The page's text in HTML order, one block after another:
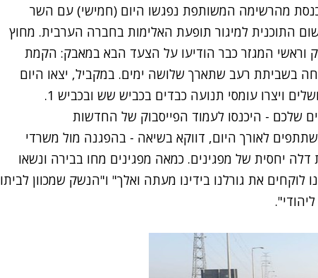
מהרשימה המשותפת נפגשו היום (חמישי) עם השר
התוכנית למיגור תופעת האלימות בחברה הערבית. מחוץ
וראשי המגזר כבר הודיעו על הצעד הבא במאבק: הקמת
ופתיחה בשביתת רעב שתארך שלושה ימים. במקביל, יצאו היום
ויצרו עומסי תנועה כבדים בכביש שש ובכביש 1.
שלכם - היכנסו לעמוד הפייסבוק של החדשות
לאורך היום, דווקא בשיאה - בהפגנה מול משרדי
יחסית של מפגינים. כמאה מפגינים מחו בבירה ונשאו
את גורלנו בידינו מעתה ואלך" ו"הנשק שמכוון לביתו